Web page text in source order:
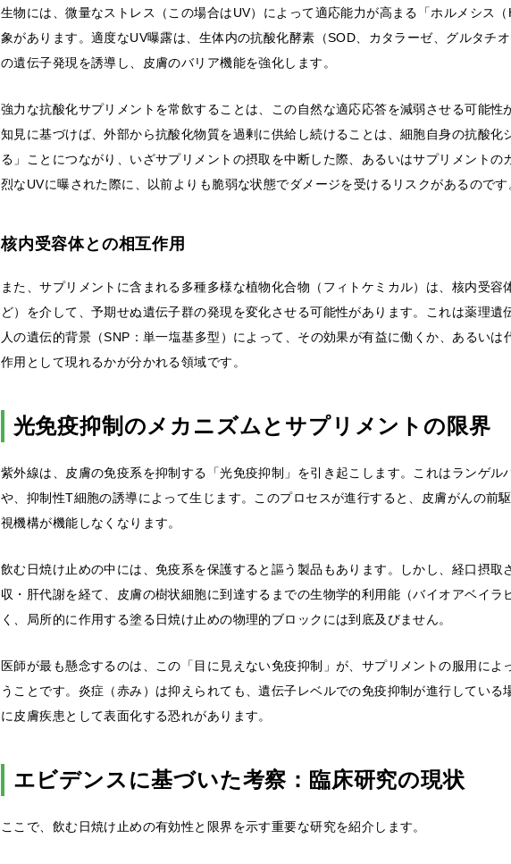
生物には、微量なストレス（この場合はUV）によって適応能力が高まる「ホルメシス
象があります。適度なUV曝露は、生体内の抗酸化酵素（SOD、カタラーゼ、グルタチオ
の遺伝子発現を誘導し、皮膚のバリア機能を強化します。
強力な抗酸化サプリメントを常飲することは、この自然な適応応答を減弱させる可能性
知見に基づけば、外部から抗酸化物質を過剰に供給し続けることは、細胞自身の抗酸化
る」ことにつながり、いざサプリメントの摂取を中断した際、あるいはサプリメントの
烈なUVに曝された際に、以前よりも脆弱な状態でダメージを受けるリスクがあるのです
核内受容体との相互作用
また、サプリメントに含まれる多種多様な植物化合物（フィトケミカル）は、核内受容
ど）を介して、予期せぬ遺伝子群の発現を変化させる可能性があります。これは薬理遺
人の遺伝的背景（SNP：単一塩基多型）によって、その効果が有益に働くか、あるいは
作用として現れるかが分かれる領域です。
光免疫抑制のメカニズムとサプリメントの限界
紫外線は、皮膚の免疫系を抑制する「光免疫抑制」を引き起こします。これはランゲル
や、抑制性T細胞の誘導によって生じます。このプロセスが進行すると、皮膚がんの前
視機構が機能しなくなります。
飲む日焼け止めの中には、免疫系を保護すると謳う製品もあります。しかし、経口摂取
収・肝代謝を経て、皮膚の樹状細胞に到達するまでの生物学的利用能（バイオアベイラ
く、局所的に作用する塗る日焼け止めの物理的ブロックには到底及びません。
医師が最も懸念するのは、この「目に見えない免疫抑制」が、サプリメントの服用によ
うことです。炎症（赤み）は抑えられても、遺伝子レベルでの免疫抑制が進行している
に皮膚疾患として表面化する恐れがあります。
エビデンスに基づいた考察：臨床研究の現状
ここで、飲む日焼け止めの有効性と限界を示す重要な研究を紹介します。